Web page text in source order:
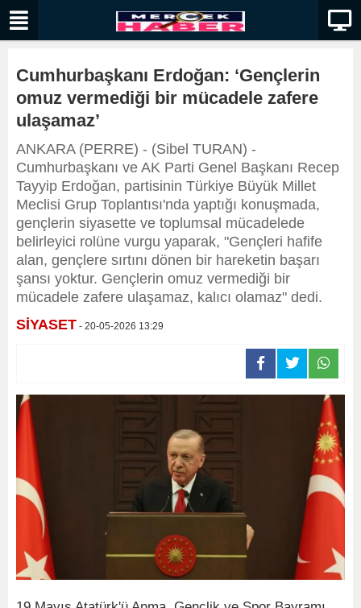
Cumhurbaşkanı Erdoğan: ‘Gençlerin
omuz vermediği bir mücadele zafere
ulaşamaz’
ANKARA (PERRE) - (Sibel TURAN) -
Cumhurbaşkanı ve AK Parti Genel Başkanı Recep
Tayyip Erdoğan, partisinin Türkiye Büyük Millet
Meclisi Grup Toplantısı'nda yaptığı konuşmada,
gençlerin siyasette ve toplumsal mücadelede
belirleyici rolüne vurgu yaparak, "Gençleri hafife
alan, gençlere sırtını dönen bir hareketin başarı
şansı yoktur. Gençlerin omuz vermediği bir
mücadele zafere ulaşamaz, kalıcı olamaz" dedi.
SİYASET - 20-05-2026 13:29